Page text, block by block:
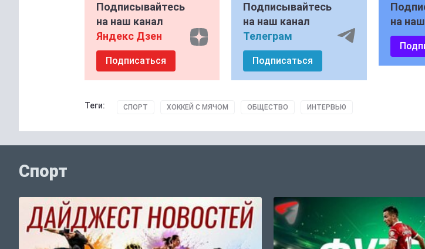
Подписывайтесь
на наш канал
Яндекс Дзен
Подписаться
Подписывайтесь
на наш канал
Телеграм
Подписаться
на
Теги: СПОРТ ХОККЕЙ С МЯЧОМ ОБЩЕСТВО ИНТЕРВЬЮ
Спорт